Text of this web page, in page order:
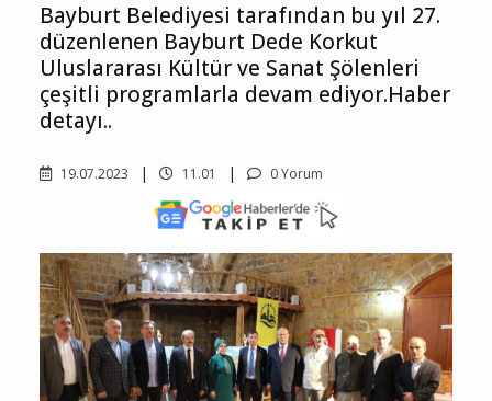
Bayburt Belediyesi tarafından bu yıl 27.
düzenlenen Bayburt Dede Korkut
Uluslararası Kültür ve Sanat Şölenleri
çeşitli programlarla devam ediyor.Haber
detayı..
19.07.2023 11.01 0 Yorum